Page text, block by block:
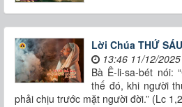
Lời Chúa THỨ
13:46 11/12/2025
Bà Ê-li-sa-bét nói:
thế đó, khi người
phải chịu trước mặt người đời.” (Lc